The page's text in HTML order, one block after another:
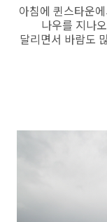
아침에 퀸스타운
나우를 지나
달리면서 바람도